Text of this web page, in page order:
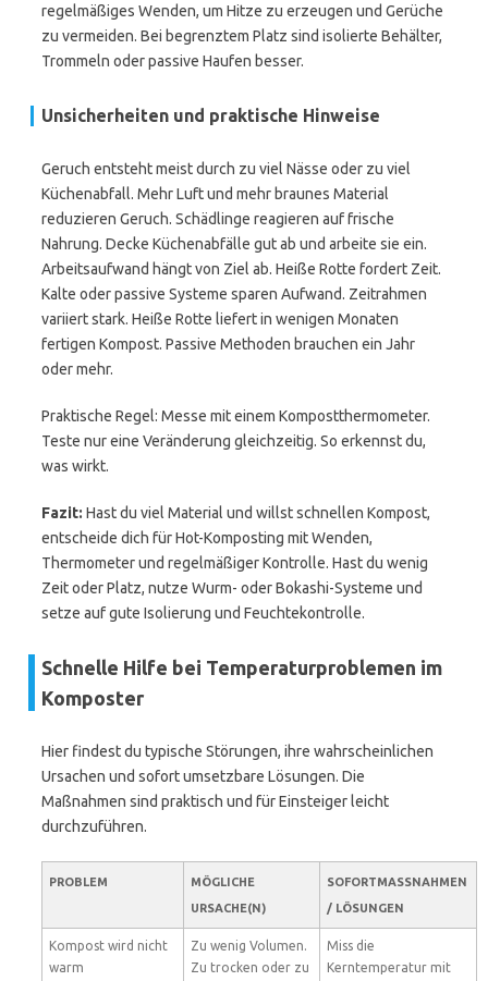
regelmäßiges Wenden, um Hitze zu erzeugen und Gerüche
zu vermeiden. Bei begrenztem Platz sind isolierte Behälter,
Trommeln oder passive Haufen besser.
Unsicherheiten und praktische Hinweise
Geruch entsteht meist durch zu viel Nässe oder zu viel
Küchenabfall. Mehr Luft und mehr braunes Material
reduzieren Geruch. Schädlinge reagieren auf frische
Nahrung. Decke Küchenabfälle gut ab und arbeite sie ein.
Arbeitsaufwand hängt von Ziel ab. Heiße Rotte fordert Zeit.
Kalte oder passive Systeme sparen Aufwand. Zeitrahmen
variiert stark. Heiße Rotte liefert in wenigen Monaten
fertigen Kompost. Passive Methoden brauchen ein Jahr
oder mehr.
Praktische Regel: Messe mit einem Kompostthermometer.
Teste nur eine Veränderung gleichzeitig. So erkennst du,
was wirkt.
Fazit: Hast du viel Material und willst schnellen Kompost,
entscheide dich für Hot-Komposting mit Wenden,
Thermometer und regelmäßiger Kontrolle. Hast du wenig
Zeit oder Platz, nutze Wurm- oder Bokashi-Systeme und
setze auf gute Isolierung und Feuchtekontrolle.
Schnelle Hilfe bei Temperaturproblemen im
Komposter
Hier findest du typische Störungen, ihre wahrscheinlichen
Ursachen und sofort umsetzbare Lösungen. Die
Maßnahmen sind praktisch und für Einsteiger leicht
durchzuführen.
PROBLEM
MÖGLICHE
URSACHE(N)
SOFORTMASSNAHMEN /
LÖSUNGEN
Kompost wird nicht
warm
Zu wenig Volumen.
Zu trocken oder zu
Miss die
Kerntemperatur mit